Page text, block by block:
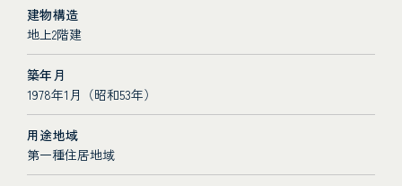
建物構造
地上2階建
築年月
1978年1月（昭和53年）
用途地域
第一種住居地域